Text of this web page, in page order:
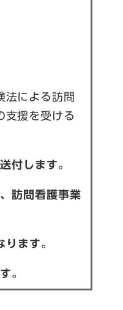
し
による訪問
支援を受ける
付します。
訪問看護事業
ます。
。